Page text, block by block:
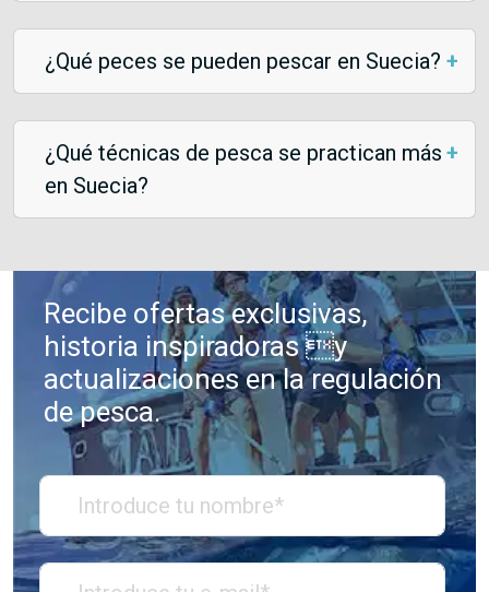
¿Qué peces se pueden pescar en Suecia?
¿Qué técnicas de pesca se practican más
en Suecia?
Recibe ofertas exclusivas,
historia inspiradoras y
actualizaciones en la regulación
de pesca.